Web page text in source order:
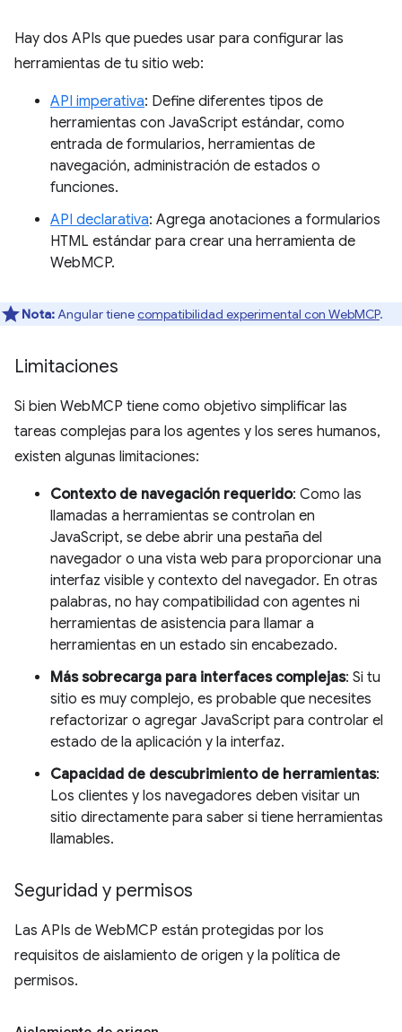
Hay dos APIs que puedes usar para configurar las
herramientas de tu sitio web:
API imperativa: Define diferentes tipos de
herramientas con JavaScript estándar, como
entrada de formularios, herramientas de
navegación, administración de estados o
funciones.
API declarativa: Agrega anotaciones a formularios
HTML estándar para crear una herramienta de
WebMCP.
Nota:Angular tienecompatibilidad experimental con WebMCP.
Limitaciones
Si bien WebMCP tiene como objetivo simplificar las
tareas complejas para los agentes y los seres humanos,
existen algunas limitaciones:
Contexto de navegación requerido: Como las
llamadas a herramientas se controlan en
JavaScript, se debe abrir una pestaña del
navegador o una vista web para proporcionar una
interfaz visible y contexto del navegador. En otras
palabras, no hay compatibilidad con agentes ni
herramientas de asistencia para llamar a
herramientas en un estado sin encabezado.
Más sobrecarga para interfaces complejas: Si tu
sitio es muy complejo, es probable que necesites
refactorizar o agregar JavaScript para controlar el
estado de la aplicación y la interfaz.
Capacidad de descubrimiento de herramientas:
Los clientes y los navegadores deben visitar un
sitio directamente para saber si tiene herramientas
llamables.
Seguridad y permisos
Las APIs de WebMCP están protegidas por los
requisitos de aislamiento de origen y la política de
permisos.